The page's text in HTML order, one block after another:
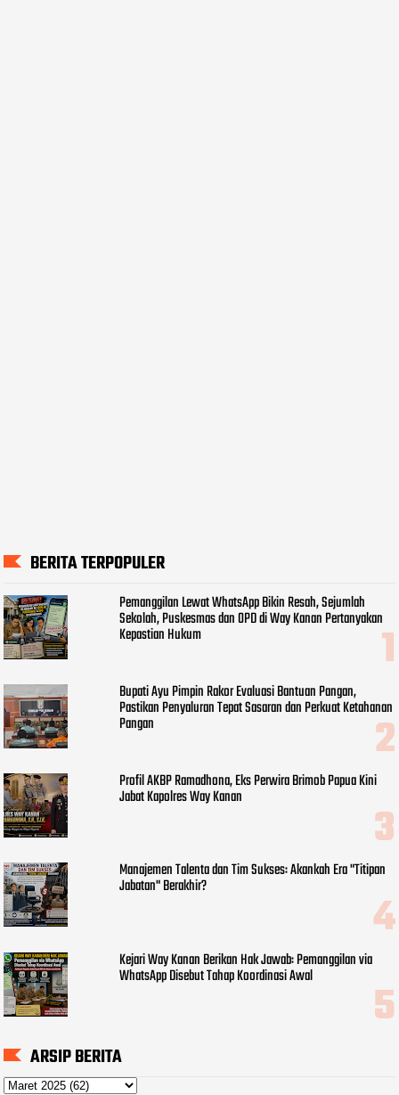
BERITA TERPOPULER
Pemanggilan Lewat WhatsApp Bikin Resah, Sejumlah
Sekolah, Puskesmas dan OPD di Way Kanan Pertanyakan
Kepastian Hukum
Bupati Ayu Pimpin Rakor Evaluasi Bantuan Pangan,
Pastikan Penyaluran Tepat Sasaran dan Perkuat Ketahanan
Pangan
Profil AKBP Ramadhona, Eks Perwira Brimob Papua Kini
Jabat Kapolres Way Kanan
Manajemen Talenta dan Tim Sukses: Akankah Era "Titipan
Jabatan" Berakhir?
Kejari Way Kanan Berikan Hak Jawab: Pemanggilan via
WhatsApp Disebut Tahap Koordinasi Awal
ARSIP BERITA